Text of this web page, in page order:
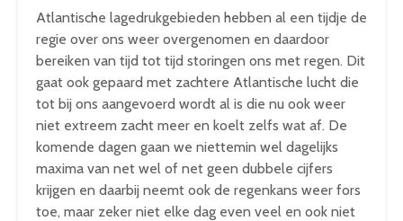
Atlantische lagedrukgebieden hebben al een tijdje de
regie over ons weer overgenomen en daardoor
bereiken van tijd tot tijd storingen ons met regen. Dit
gaat ook gepaard met zachtere Atlantische lucht die
tot bij ons aangevoerd wordt al is die nu ook weer
niet extreem zacht meer en koelt zelfs wat af. De
komende dagen gaan we niettemin wel dagelijks
maxima van net wel of net geen dubbele cijfers
krijgen en daarbij neemt ook de regenkans weer fors
toe, maar zeker niet elke dag even veel en ook niet